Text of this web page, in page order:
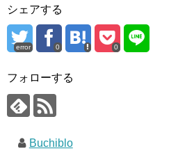
シェアする
error 0 0
フォローする
Buchiblo